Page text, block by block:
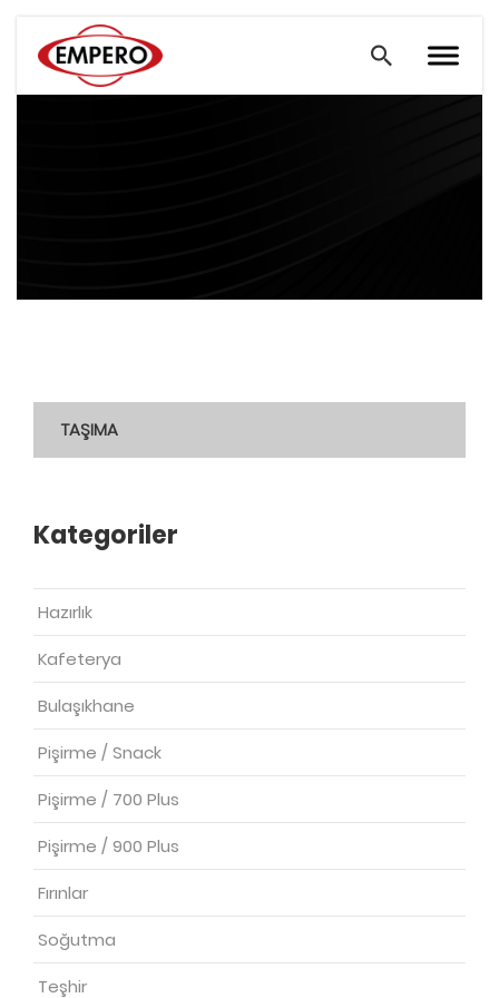
TAŞIMA
Kategoriler
Hazırlık
Kafeterya
Bulaşıkhane
Pişirme / Snack
Pişirme / 700 Plus
Pişirme / 900 Plus
Fırınlar
Soğutma
Teşhir